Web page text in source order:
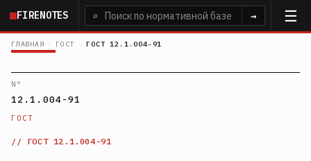
Перейти
основному
FIRENOTES ⌕ →
ГЛАВНАЯ › ГОСТ › ГОСТ 12.1.004-91
N°
12.1.004-91
ГОСТ
ГОСТ 12.1.004-91